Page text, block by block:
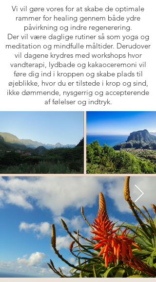
Vi vil gøre vores for at skabe de optimale
rammer for healing gennem både ydre
påvirkning og indre regenerering.
Der vil være daglige rutiner så som yoga og
meditation og mindfulle måltider. Derudover
vil dagene krydres med workshops hvor
vandterapi, lydbade og kakaoceremoni vil
føre dig ind i kroppen og skabe plads til
øjeblikke, hvor du er tilstede i krop og sind,
ikke dømmende, nysgerrig og accepterende
af følelser og indtryk.​